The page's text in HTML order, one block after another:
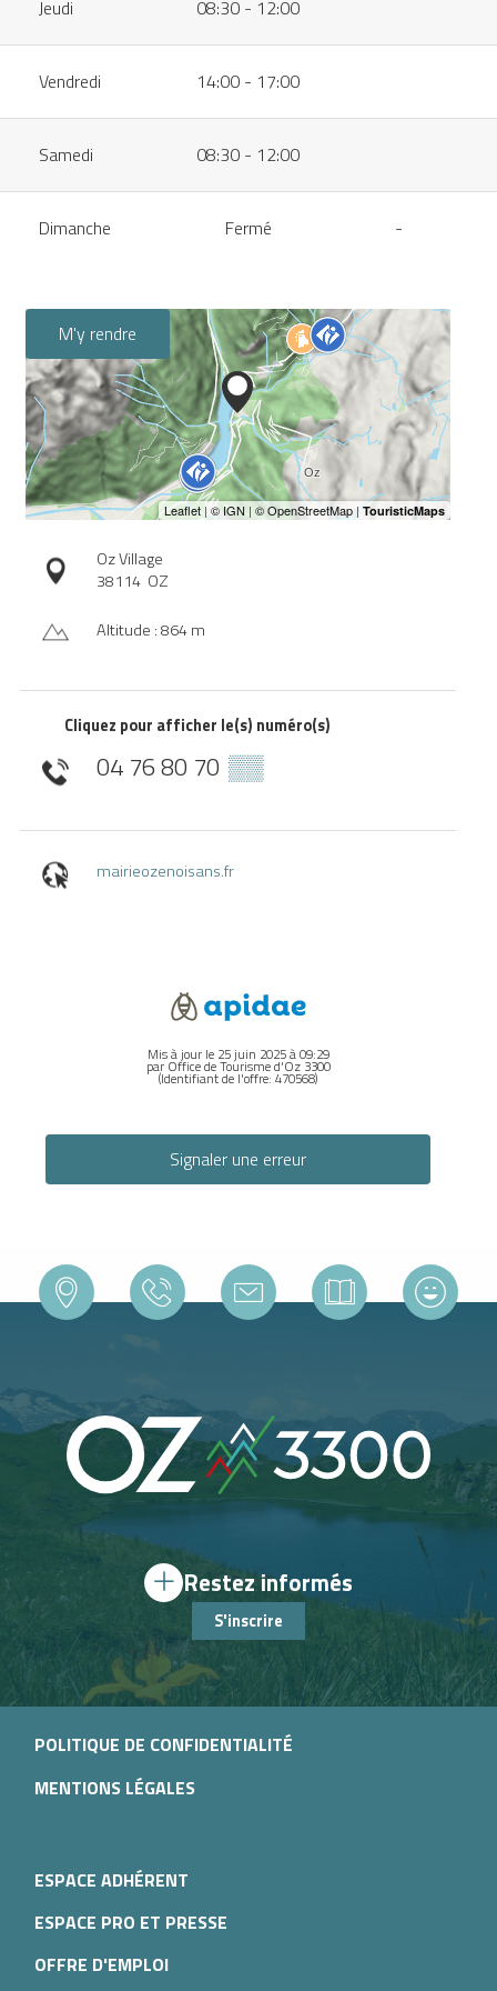
Jeudi 08:30 - 12:00
Vendredi 14:00 - 17:00
Samedi 08:30 - 12:00
Dimanche Fermé -
M'y rendre
Oz Village
38114 OZ
Altitude : 864 m
Cliquez pour afficher le(s) numéro(s)
04 76 80 70 ▒▒
mairieozenoisans.fr
Mis à jour le 25 juin 2025 à 09:29
par Office de Tourisme d'Oz 3300
(Identifiant de l'offre: 470568)
Signaler une erreur
Restez informés
S'inscrire
POLITIQUE DE CONFIDENTIALITÉ
MENTIONS LÉGALES
ESPACE ADHÉRENT
ESPACE PRO ET PRESSE
OFFRE D'EMPLOI